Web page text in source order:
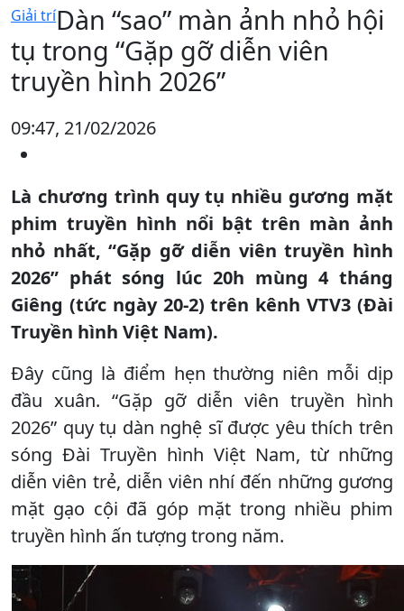
Giải tríDàn “sao” màn ảnh nhỏ hội
tụ trong “Gặp gỡ diễn viên
truyền hình 2026”
09:47, 21/02/2026
Là chương trình quy tụ nhiều gương mặt
phim truyền hình nổi bật trên màn ảnh
nhỏ nhất, “Gặp gỡ diễn viên truyền hình
2026” phát sóng lúc 20h mùng 4 tháng
Giêng (tức ngày 20-2) trên kênh VTV3 (Đài
Truyền hình Việt Nam).
Đây cũng là điểm hẹn thường niên mỗi dịp
đầu xuân. “Gặp gỡ diễn viên truyền hình
2026” quy tụ dàn nghệ sĩ được yêu thích trên
sóng Đài Truyền hình Việt Nam, từ những
diễn viên trẻ, diễn viên nhí đến những gương
mặt gạo cội đã góp mặt trong nhiều phim
truyền hình ấn tượng trong năm.